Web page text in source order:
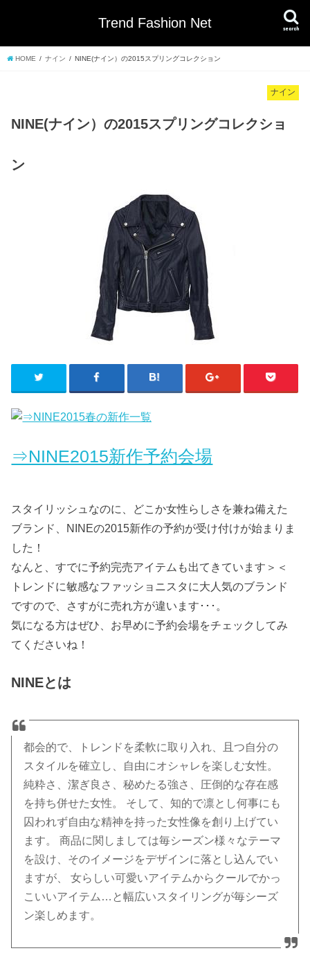
Trend Fashion Net search
HOME ナイン NINE(ナイン）の2015スプリングコレクション
ナイン
NINE(ナイン）の2015スプリングコレクショ
ン
⇒NINE2015新作予約会場
スタイリッシュなのに、どこか女性らしさを兼ね備えた
ブランド、NINEの2015新作の予約が受け付けが始まりま
した！
なんと、すでに予約完売アイテムも出てきています＞＜
トレンドに敏感なファッショニスタに大人気のブランド
ですので、さすがに売れ方が違います･･･。
気になる方はぜひ、お早めに予約会場をチェックしてみ
てくださいね！
NINEとは
都会的で、トレンドを柔軟に取り入れ、且つ自分の
スタイルを確立し、自由にオシャレを楽しむ女性。
純粋さ、潔ぎ良さ、秘めたる強さ、圧倒的な存在感
を持ち併せた女性。 そして、知的で凛とし何事にも
囚われず自由な精神を持った女性像を創り上げてい
ます。 商品に関しましては毎シーズン様々なテーマ
を設け、そのイメージをデザインに落とし込んでい
ますが、 女らしい可愛いアイテムからクールでかっ
こいいアイテム…と幅広いスタイリングが毎シーズ
ン楽しめます。